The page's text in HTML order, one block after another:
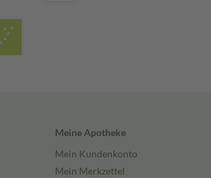
Meine Apotheke
Mein Kundenkonto
Mein Merkzettel